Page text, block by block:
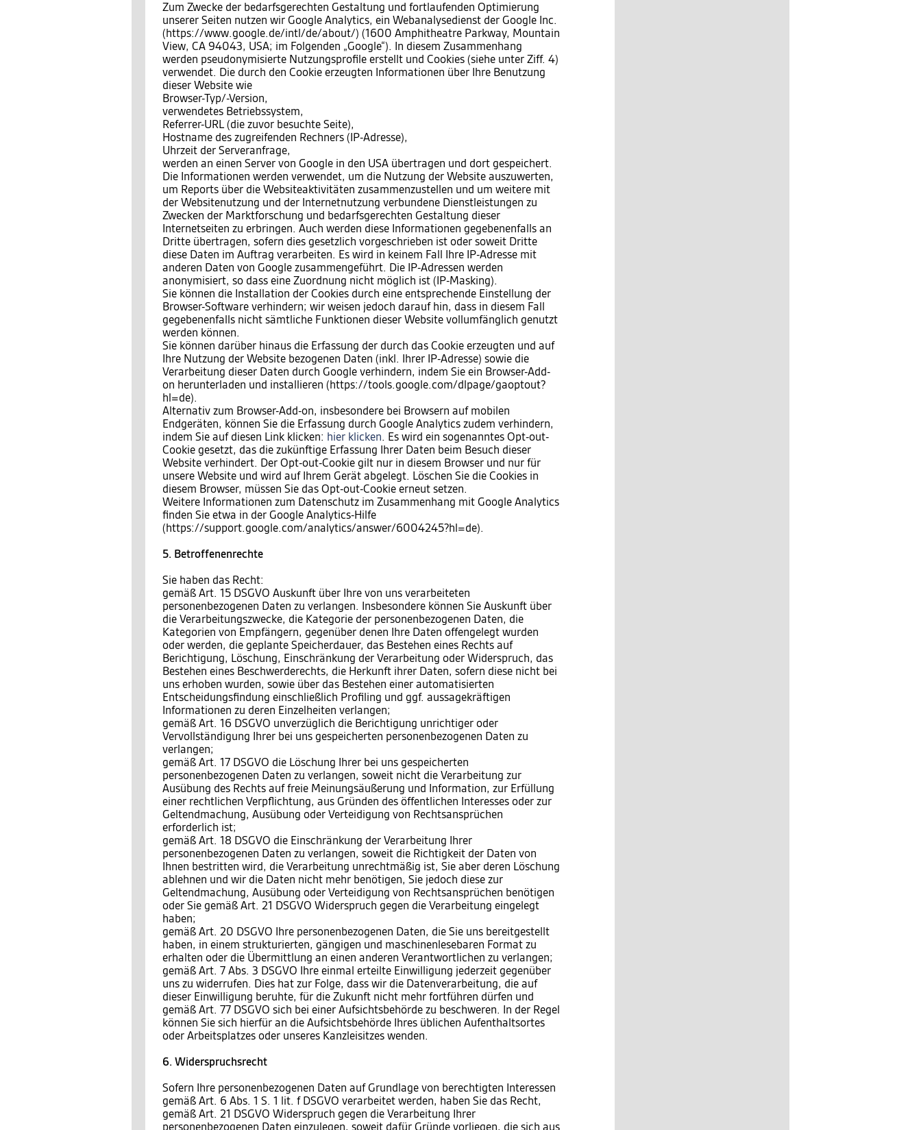
Zum Zwecke der bedarfsgerechten Gestaltung und fortlaufenden Optimierung
unserer Seiten nutzen wir Google Analytics, ein Webanalysedienst der Google Inc.
(https://www.google.de/intl/de/about/) (1600 Amphitheatre Parkway, Mountain
View, CA 94043, USA; im Folgenden „Google“). In diesem Zusammenhang
werden pseudonymisierte Nutzungsprofile erstellt und Cookies (siehe unter Ziff. 4)
verwendet. Die durch den Cookie erzeugten Informationen über Ihre Benutzung
dieser Website wie
Browser-Typ/-Version,
verwendetes Betriebssystem,
Referrer-URL (die zuvor besuchte Seite),
Hostname des zugreifenden Rechners (IP-Adresse),
Uhrzeit der Serveranfrage,
werden an einen Server von Google in den USA übertragen und dort gespeichert.
Die Informationen werden verwendet, um die Nutzung der Website auszuwerten,
um Reports über die Websiteaktivitäten zusammenzustellen und um weitere mit
der Websitenutzung und der Internetnutzung verbundene Dienstleistungen zu
Zwecken der Marktforschung und bedarfsgerechten Gestaltung dieser
Internetseiten zu erbringen. Auch werden diese Informationen gegebenenfalls an
Dritte übertragen, sofern dies gesetzlich vorgeschrieben ist oder soweit Dritte
diese Daten im Auftrag verarbeiten. Es wird in keinem Fall Ihre IP-Adresse mit
anderen Daten von Google zusammengeführt. Die IP-Adressen werden
anonymisiert, so dass eine Zuordnung nicht möglich ist (IP-Masking).
Sie können die Installation der Cookies durch eine entsprechende Einstellung der
Browser-Software verhindern; wir weisen jedoch darauf hin, dass in diesem Fall
gegebenenfalls nicht sämtliche Funktionen dieser Website vollumfänglich genutzt
werden können.
Sie können darüber hinaus die Erfassung der durch das Cookie erzeugten und auf
Ihre Nutzung der Website bezogenen Daten (inkl. Ihrer IP-Adresse) sowie die
Verarbeitung dieser Daten durch Google verhindern, indem Sie ein Browser-Add-
on herunterladen und installieren (https://tools.google.com/dlpage/gaoptout?
hl=de).
Alternativ zum Browser-Add-on, insbesondere bei Browsern auf mobilen
Endgeräten, können Sie die Erfassung durch Google Analytics zudem verhindern,
indem Sie auf diesen Link klicken: hier klicken. Es wird ein sogenanntes Opt-out-
Cookie gesetzt, das die zukünftige Erfassung Ihrer Daten beim Besuch dieser
Website verhindert. Der Opt-out-Cookie gilt nur in diesem Browser und nur für
unsere Website und wird auf Ihrem Gerät abgelegt. Löschen Sie die Cookies in
diesem Browser, müssen Sie das Opt-out-Cookie erneut setzen.
Weitere Informationen zum Datenschutz im Zusammenhang mit Google Analytics
finden Sie etwa in der Google Analytics-Hilfe
(https://support.google.com/analytics/answer/6004245?hl=de).
5. Betroffenenrechte
Sie haben das Recht:
gemäß Art. 15 DSGVO Auskunft über Ihre von uns verarbeiteten
personenbezogenen Daten zu verlangen. Insbesondere können Sie Auskunft über
die Verarbeitungszwecke, die Kategorie der personenbezogenen Daten, die
Kategorien von Empfängern, gegenüber denen Ihre Daten offengelegt wurden
oder werden, die geplante Speicherdauer, das Bestehen eines Rechts auf
Berichtigung, Löschung, Einschränkung der Verarbeitung oder Widerspruch, das
Bestehen eines Beschwerderechts, die Herkunft ihrer Daten, sofern diese nicht bei
uns erhoben wurden, sowie über das Bestehen einer automatisierten
Entscheidungsfindung einschließlich Profiling und ggf. aussagekräftigen
Informationen zu deren Einzelheiten verlangen;
gemäß Art. 16 DSGVO unverzüglich die Berichtigung unrichtiger oder
Vervollständigung Ihrer bei uns gespeicherten personenbezogenen Daten zu
verlangen;
gemäß Art. 17 DSGVO die Löschung Ihrer bei uns gespeicherten
personenbezogenen Daten zu verlangen, soweit nicht die Verarbeitung zur
Ausübung des Rechts auf freie Meinungsäußerung und Information, zur Erfüllung
einer rechtlichen Verpflichtung, aus Gründen des öffentlichen Interesses oder zur
Geltendmachung, Ausübung oder Verteidigung von Rechtsansprüchen
erforderlich ist;
gemäß Art. 18 DSGVO die Einschränkung der Verarbeitung Ihrer
personenbezogenen Daten zu verlangen, soweit die Richtigkeit der Daten von
Ihnen bestritten wird, die Verarbeitung unrechtmäßig ist, Sie aber deren Löschung
ablehnen und wir die Daten nicht mehr benötigen, Sie jedoch diese zur
Geltendmachung, Ausübung oder Verteidigung von Rechtsansprüchen benötigen
oder Sie gemäß Art. 21 DSGVO Widerspruch gegen die Verarbeitung eingelegt
haben;
gemäß Art. 20 DSGVO Ihre personenbezogenen Daten, die Sie uns bereitgestellt
haben, in einem strukturierten, gängigen und maschinenlesebaren Format zu
erhalten oder die Übermittlung an einen anderen Verantwortlichen zu verlangen;
gemäß Art. 7 Abs. 3 DSGVO Ihre einmal erteilte Einwilligung jederzeit gegenüber
uns zu widerrufen. Dies hat zur Folge, dass wir die Datenverarbeitung, die auf
dieser Einwilligung beruhte, für die Zukunft nicht mehr fortführen dürfen und
gemäß Art. 77 DSGVO sich bei einer Aufsichtsbehörde zu beschweren. In der Regel
können Sie sich hierfür an die Aufsichtsbehörde Ihres üblichen Aufenthaltsortes
oder Arbeitsplatzes oder unseres Kanzleisitzes wenden.
6. Widerspruchsrecht
Sofern Ihre personenbezogenen Daten auf Grundlage von berechtigten Interessen
gemäß Art. 6 Abs. 1 S. 1 lit. f DSGVO verarbeitet werden, haben Sie das Recht,
gemäß Art. 21 DSGVO Widerspruch gegen die Verarbeitung Ihrer
personenbezogenen Daten einzulegen, soweit dafür Gründe vorliegen, die sich aus